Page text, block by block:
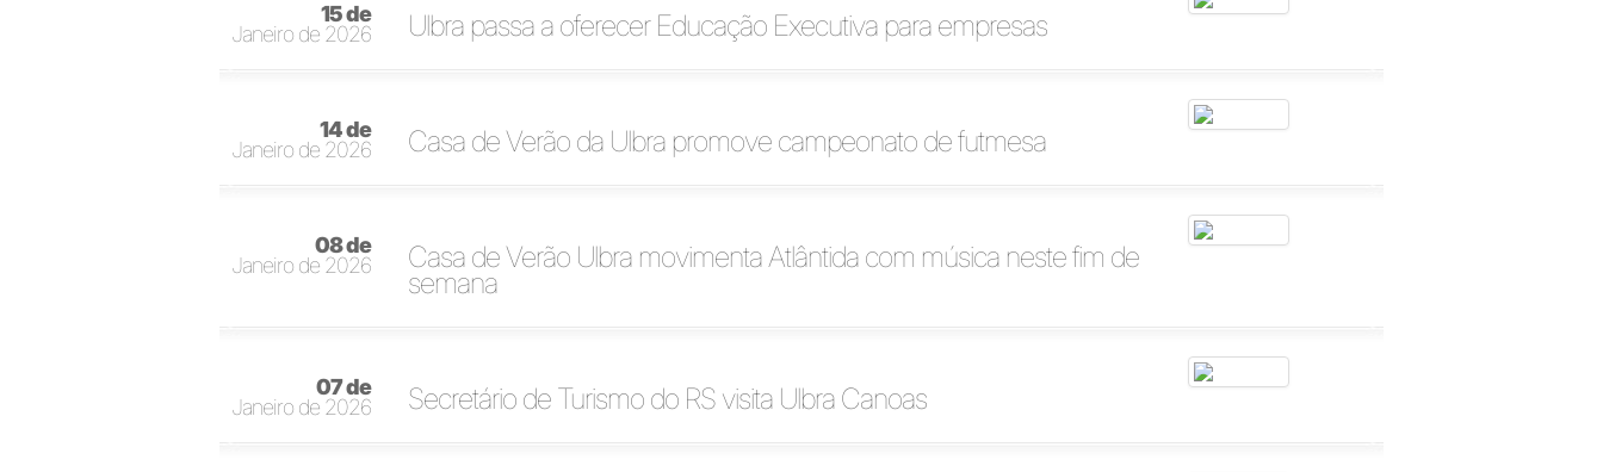
15 de
Janeiro de 2026
Ulbra passa a oferecer Educação Executiva para empresas
14 de
Janeiro de 2026
Casa de Verão da Ulbra promove campeonato de futmesa
08 de
Janeiro de 2026
Casa de Verão Ulbra movimenta Atlântida com música neste fim de
semana
07 de
Janeiro de 2026
Secretário de Turismo do RS visita Ulbra Canoas